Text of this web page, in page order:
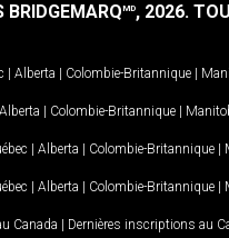
BRIDGEMARQMD, 2026.
| Alberta | Colombie-Britannique |
Alberta | Colombie-Britannique |
| Alberta | Colombie-Britannique |
| Alberta | Colombie-Britannique |
Canada | Dernières inscriptions au